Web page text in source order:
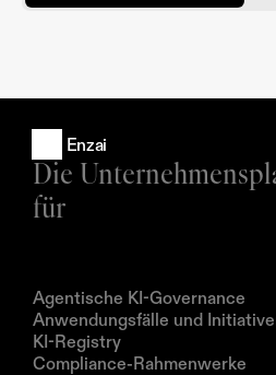
Enzai
Die
für
Agentische KI-Governance
Anwendungsfälle und
KI-Registry
Compliance-Rahmenwerke